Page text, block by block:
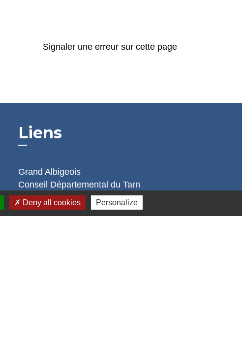
Signaler une erreur sur cette page
Liens
Grand Albigeois
Conseil Départemental du Tarn
Office tourisme Albi
Comité Départemental Tourisme
Deny all cookies Personalize